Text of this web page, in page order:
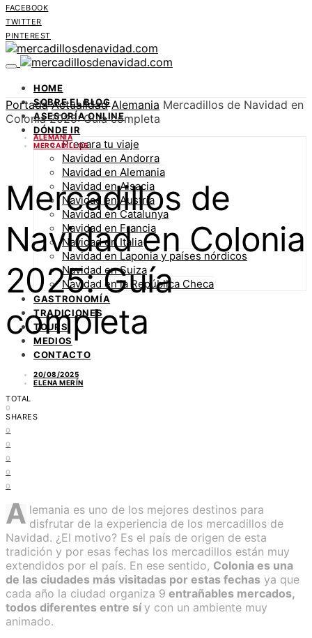
FACEBOOK
TWITTER
PINTEREST
HOME
SOBRE EL BLOG
ASESORÍA ONLINE
DÓNDE IR
Prepara tu viaje
Navidad en Andorra
Navidad en Alemania
Navidad en Alsacia
Navidad en Austria
Navidad en Catalunya
Navidad en Francia
Navidad en Italia
Navidad en Laponia y países nórdicos
Navidad en Suiza
Navidad en la República Checa
GASTRONOMÍA
TRADICIONES
TOURS
MEDIOS
CONTACTO
Portada Actualidad Alemania Mercadillos de Navidad en
Colonia 2025: Guía completa
ALEMANIA
MERCADILLOS
Mercadillos de
Navidad en Colonia
2025: Guía
completa
20/08/2025
ELENA MERÍN
TOTAL
0
SHARES
0
0
0
0
0
A lemania es uno de los mejores destinos para
disfrutar de la experiencia de los mercadillos de
Navidad. ¿El motivo? Es el país de origen de esta
tradición y por esas fechas los mercadillos están muy
extendidos por el país. En ese sentido, Colonia es una
de las ciudades más visitadas por estas fechas ya que
cada año la ciudad organiza 9 entrañables mercados,
todos diferentes entre sí y con un ambiente muy
animado.